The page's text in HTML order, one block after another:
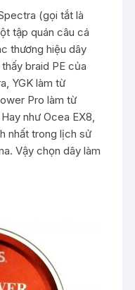
(gọi tắt là
tập quán câu cá
thương hiệu dây
braid PE của
YGK làm từ
Pro làm từ
như Ocea EX8,
nhất trong lịch sử
Vậy chọn dây làm